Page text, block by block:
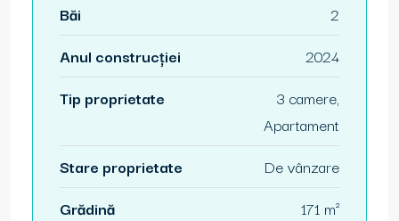
Băi
2
Anul construcției
2024
Tip proprietate
3 camere,
Apartament
Stare proprietate
De vânzare
Grădină
171 m²